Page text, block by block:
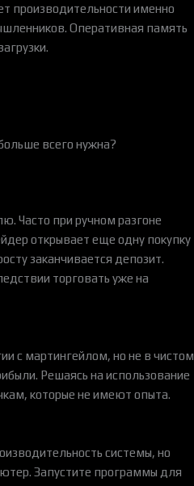
производительности именно
Оперативная память
всего нужна?
Часто при ручном разгоне
открывает еще одну покупку
заканчивается депозит.
торговать уже на
с мартингейлом, но не в чистом
Решаясь на использование
которые не имеют опыта.
системы, но
Запустите программы для